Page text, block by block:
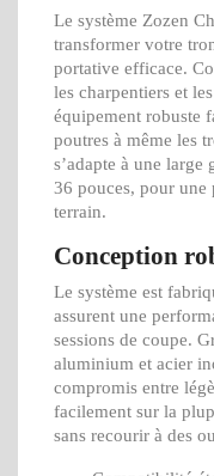
Le système Zozen
transformer votre
portative efficace.
les charpentiers et
équipement robuste
poutres à même les
s’adapte à une large
36 pouces, pour
terrain.
Conception
Le système est
assurent une
sessions de coupe.
aluminium et acier
compromis entre
facilement sur la
sans recourir à des